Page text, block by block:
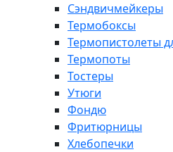
Сэндвичмейкеры
Термобоксы
Термопистолеты
Термопоты
Тостеры
Утюги
Фондю
Фритюрницы
Хлебопечки